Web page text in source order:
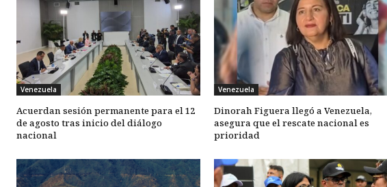
Venezuela
Acuerdan sesión permanente para el 12
de agosto tras inicio del diálogo
nacional
Venezuela
Dinorah Figuera llegó a Venezuela,
asegura que el rescate nacional es
prioridad